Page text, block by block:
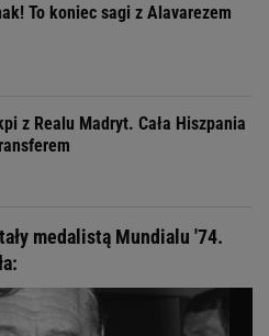
To koniec sagi z Alavarezem
z Realu Madryt. Cała Hiszpania
medalistą Mundialu '74.